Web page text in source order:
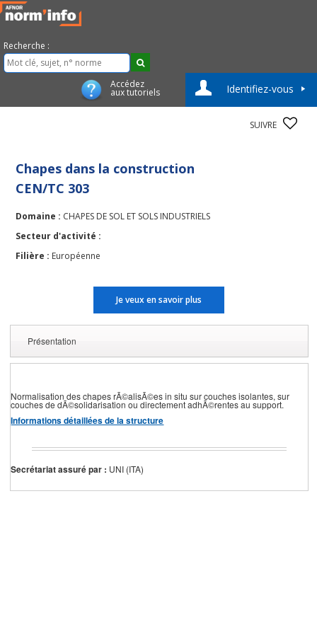
Recherche :
Accédez
aux tutoriels Identifiez-vous
SUIVRE
Chapes dans la construction
CEN/TC 303
Domaine : CHAPES DE SOL ET SOLS INDUSTRIELS
Secteur d'activité :
Filière : Européenne
Je veux en savoir plus
Présentation
Normalisation des chapes rÃ©alisÃ©es in situ sur couches isolantes, sur
couches de dÃ©solidarisation ou directement adhÃ©rentes au support.
Informations détaillées de la structure
Secrétariat assuré par : UNI (ITA)